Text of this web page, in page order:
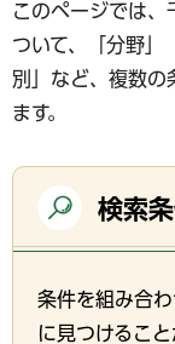
このページでは、
ついて、「分野」
別」など、複数の
ます。
検索
条件を組み合
に見つけること